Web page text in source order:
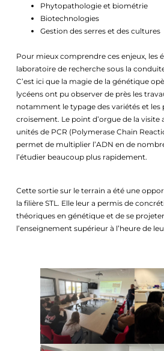
Phytopathologie et biométrie
Biotechnologies
Gestion des serres et des cultures
Pour mieux comprendre ces enjeux, les
laboratoire de recherche sous la
C’est ici que la magie de la génétique
lycéens ont pu observer de près les
notamment le typage des variétés et les
croisement. Le point d’orgue de la visite
unités de PCR (Polymerase Chain
permet de multiplier l’ADN en de
l’étudier beaucoup plus rapidement.
Cette sortie sur le terrain a été une
la filière STL. Elle leur a permis de
théoriques en génétique et de se
l’enseignement supérieur à l’heure de